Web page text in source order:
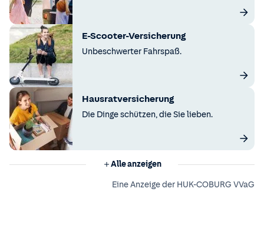
E-Scooter-Versicherung
Unbeschwerter Fahrspaß.
Hausratversicherung
Die Dinge schützen, die Sie lieben.
Alle anzeigen
Eine Anzeige der HUK-COBURG VVaG